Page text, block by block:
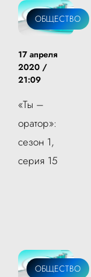
ОБЩЕСТВО
17 апреля
2020 /
21:09
«Ты –
оратор»:
сезон 1,
серия 15
ОБЩЕСТВО